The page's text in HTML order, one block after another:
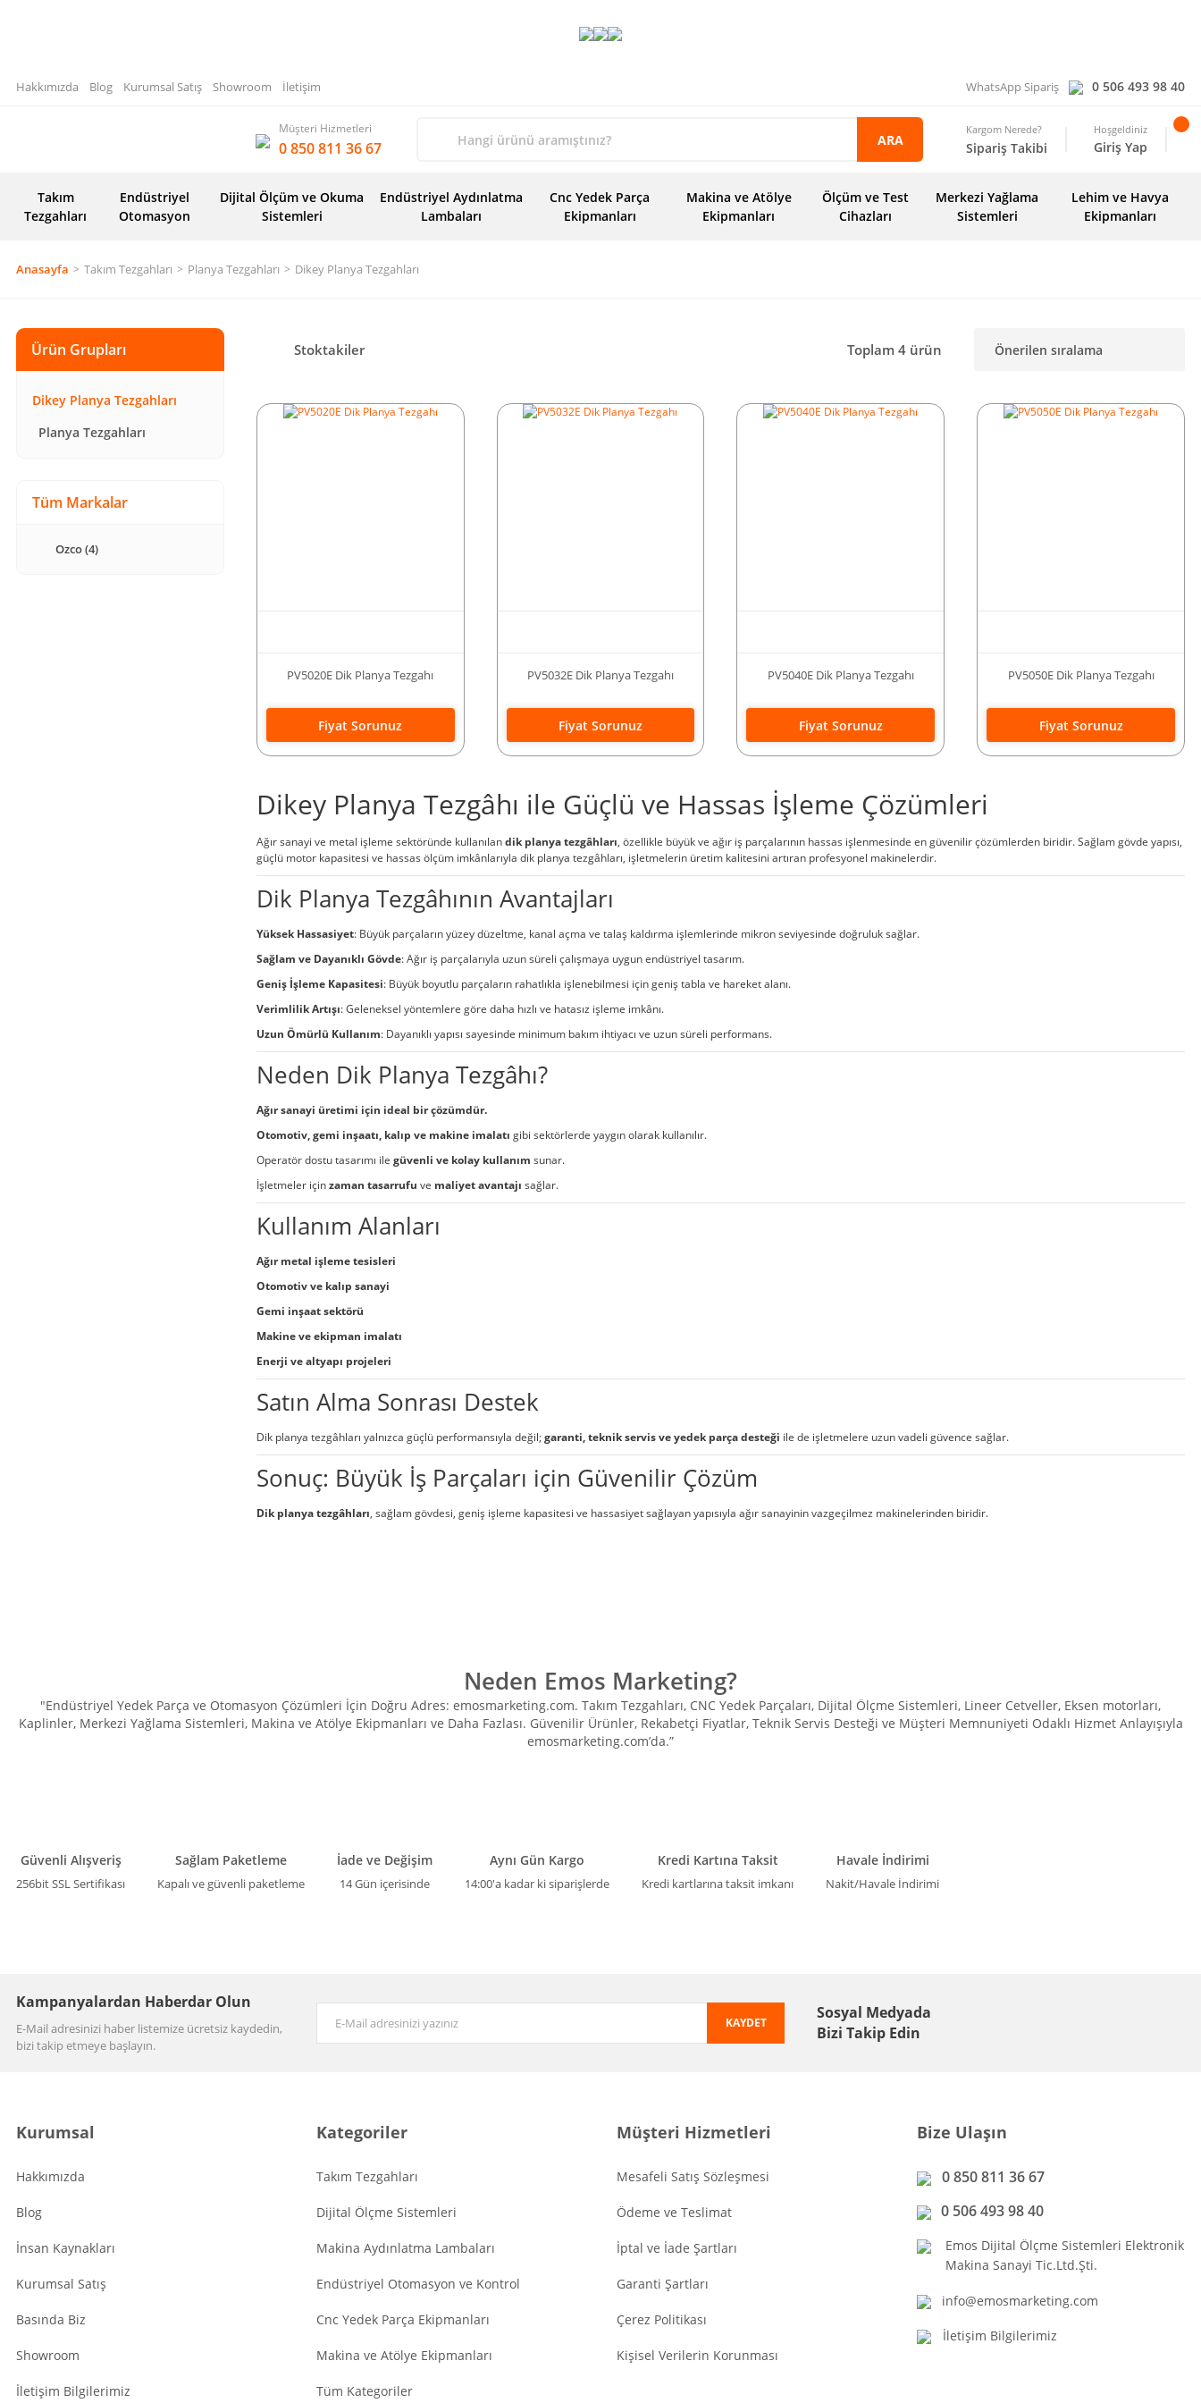
Hakkımızda Blog Kurumsal Satış Showroom İletişim WhatsApp Sipariş 0 506 493 98 40
Müşteri Hizmetleri
0 850 811 36 67 ARA
Kargom Nerede?
Sipariş Takibi
Hoşgeldiniz
Giriş Yap
Takım
Tezgahları
Endüstriyel
Otomasyon
Dijital Ölçüm ve Okuma
Sistemleri
Endüstriyel Aydınlatma
Lambaları
Cnc Yedek Parça
Ekipmanları
Makina ve Atölye
Ekipmanları
Ölçüm ve Test
Cihazları
Merkezi Yağlama
Sistemleri
Lehim ve Havya
Ekipmanları
Anasayfa Takım Tezgahları Planya Tezgahları Dikey Planya Tezgahları
Ürün Grupları
Dikey Planya Tezgahları
Planya Tezgahları
Tüm Markalar
Ozco (4)
Stoktakiler Toplam 4 ürün
PV5020E Dik Planya Tezgahı
Fiyat Sorunuz
PV5032E Dik Planya Tezgahı
Fiyat Sorunuz
PV5040E Dik Planya Tezgahı
Fiyat Sorunuz
PV5050E Dik Planya Tezgahı
Fiyat Sorunuz
Dikey Planya Tezgâhı ile Güçlü ve Hassas İşleme Çözümleri
Ağır sanayi ve metal işleme sektöründe kullanılandik planya tezgâhları, özellikle büyük ve ağır iş parçalarının hassas işlenmesinde en güvenilir çözümlerden biridir. Sağlam gövde yapısı,
güçlü motor kapasitesi ve hassas ölçüm imkânlarıyla dik planya tezgâhları, işletmelerin üretim kalitesini artıran profesyonel makinelerdir.
Dik Planya Tezgâhının Avantajları
Yüksek Hassasiyet: Büyük parçaların yüzey düzeltme, kanal açma ve talaş kaldırma işlemlerinde mikron seviyesinde doğruluk sağlar.
Sağlam ve Dayanıklı Gövde: Ağır iş parçalarıyla uzun süreli çalışmaya uygun endüstriyel tasarım.
Geniş İşleme Kapasitesi: Büyük boyutlu parçaların rahatlıkla işlenebilmesi için geniş tabla ve hareket alanı.
Verimlilik Artışı: Geleneksel yöntemlere göre daha hızlı ve hatasız işleme imkânı.
Uzun Ömürlü Kullanım: Dayanıklı yapısı sayesinde minimum bakım ihtiyacı ve uzun süreli performans.
Neden Dik Planya Tezgâhı?
Ağır sanayi üretimi için ideal bir çözümdür.
Otomotiv, gemi inşaatı, kalıp ve makine imalatı gibi sektörlerde yaygın olarak kullanılır.
Operatör dostu tasarımı ile güvenli ve kolay kullanım sunar.
İşletmeler içinzaman tasarrufu ve maliyet avantajı sağlar.
Kullanım Alanları
Ağır metal işleme tesisleri
Otomotiv ve kalıp sanayi
Gemi inşaat sektörü
Makine ve ekipman imalatı
Enerji ve altyapı projeleri
Satın Alma Sonrası Destek
Dik planya tezgâhları yalnızca güçlü performansıyla değil;garanti, teknik servis ve yedek parça desteği ile de işletmelere uzun vadeli güvence sağlar.
Sonuç: Büyük İş Parçaları için Güvenilir Çözüm
Dik planya tezgâhları, sağlam gövdesi, geniş işleme kapasitesi ve hassasiyet sağlayan yapısıyla ağır sanayinin vazgeçilmez makinelerinden biridir.
Neden Emos Marketing?
"Endüstriyel Yedek Parça ve Otomasyon Çözümleri İçin Doğru Adres: emosmarketing.com. Takım Tezgahları, CNC Yedek Parçaları, Dijital Ölçme Sistemleri, Lineer Cetveller, Eksen motorları,
Kaplinler, Merkezi Yağlama Sistemleri, Makina ve Atölye Ekipmanları ve Daha Fazlası. Güvenilir Ürünler, Rekabetçi Fiyatlar, Teknik Servis Desteği ve Müşteri Memnuniyeti Odaklı Hizmet Anlayışıyla
emosmarketing.com’da.”
Güvenli Alışveriş
256bit SSL Sertifikası
Sağlam Paketleme
Kapalı ve güvenli paketleme
İade ve Değişim
14 Gün içerisinde
Aynı Gün Kargo
14:00'a kadar ki siparişlerde
Kredi Kartına Taksit
Kredi kartlarına taksit imkanı
Havale İndirimi
Nakit/Havale İndirimi
Kampanyalardan Haberdar Olun
E-Mail adresinizi haber listemize ücretsiz kaydedin,
bizi takip etmeye başlayın.
KAYDET
Sosyal Medyada
Bizi Takip Edin
Kurumsal
Hakkımızda
Blog
İnsan Kaynakları
Kurumsal Satış
Basında Biz
Showroom
İletişim Bilgilerimiz
Kategoriler
Takım Tezgahları
Dijital Ölçme Sistemleri
Makina Aydınlatma Lambaları
Endüstriyel Otomasyon ve Kontrol
Cnc Yedek Parça Ekipmanları
Makina ve Atölye Ekipmanları
Tüm Kategoriler
Müşteri Hizmetleri
Mesafeli Satış Sözleşmesi
Ödeme ve Teslimat
İptal ve İade Şartları
Garanti Şartları
Çerez Politikası
Kişisel Verilerin Korunması
Bize Ulaşın
0 850 811 36 67
0 506 493 98 40
Emos Dijital Ölçme Sistemleri Elektronik
Makina Sanayi Tic.Ltd.Şti.
info@emosmarketing.com
İletişim Bilgilerimiz